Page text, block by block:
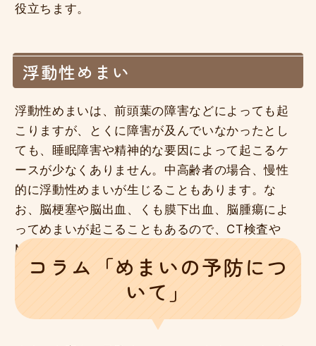
役立ちます。
浮動性めまい
浮動性めまいは、前頭葉の障害などによっても起
こりますが、とくに障害が及んでいなかったとし
ても、睡眠障害や精神的な要因によって起こるケ
ースが少なくありません。中高齢者の場合、慢性
的に浮動性めまいが生じることもあります。な
お、脳梗塞や脳出血、くも膜下出血、脳腫瘍によ
ってめまいが起こることもあるので、CT検査や
MRI検査が必要になることがあります。
コラム「めまいの予防につ
いて」